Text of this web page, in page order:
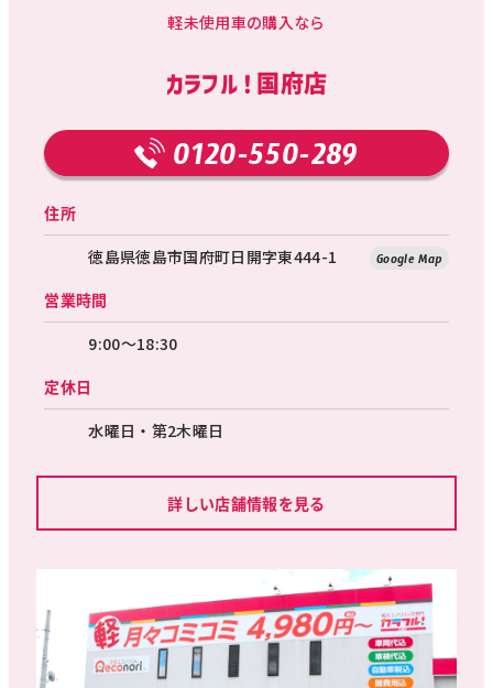
軽未使用車の購入なら
カラフル！国府店
0120-550-289
住所
徳島県徳島市国府町日開字東444-1
Google Map
営業時間
9:00～18:30
定休日
水曜日・第2木曜日
詳しい店舗情報を見る